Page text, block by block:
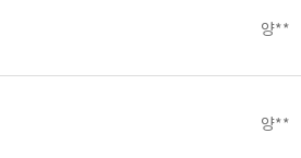
양**
양**